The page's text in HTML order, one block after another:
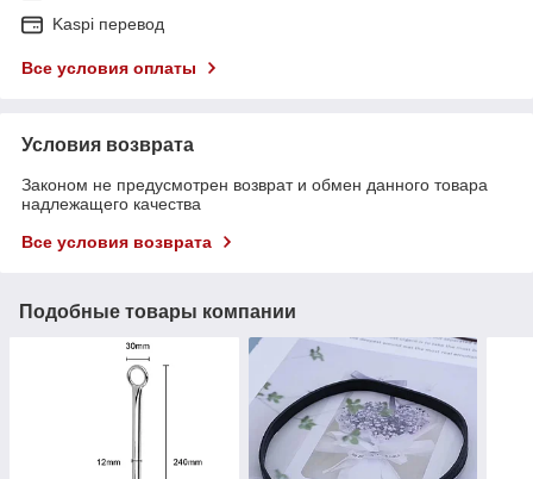
Kaspi перевод
Все условия оплаты
Условия возврата
Законом не предусмотрен возврат и обмен данного товара
надлежащего качества
Все условия возврата
Подобные товары компании